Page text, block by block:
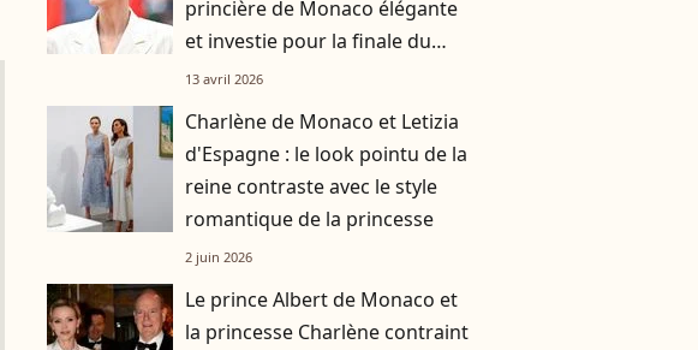
princière de Monaco élégante
et investie pour la finale du
Rolex Monte-Carlo Masters
13 avril 2026
Charlène de Monaco et Letizia
d'Espagne : le look pointu de la
reine contraste avec le style
romantique de la princesse
2 juin 2026
Le prince Albert de Monaco et
la princesse Charlène contraint